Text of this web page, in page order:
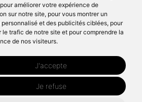
améliorer votre expérience de
sur notre site, pour vous montrer un
et des publicités ciblées, pour
le trafic de notre site et pour comprendre la
de nos visiteurs.
J'accepte
Je refuse